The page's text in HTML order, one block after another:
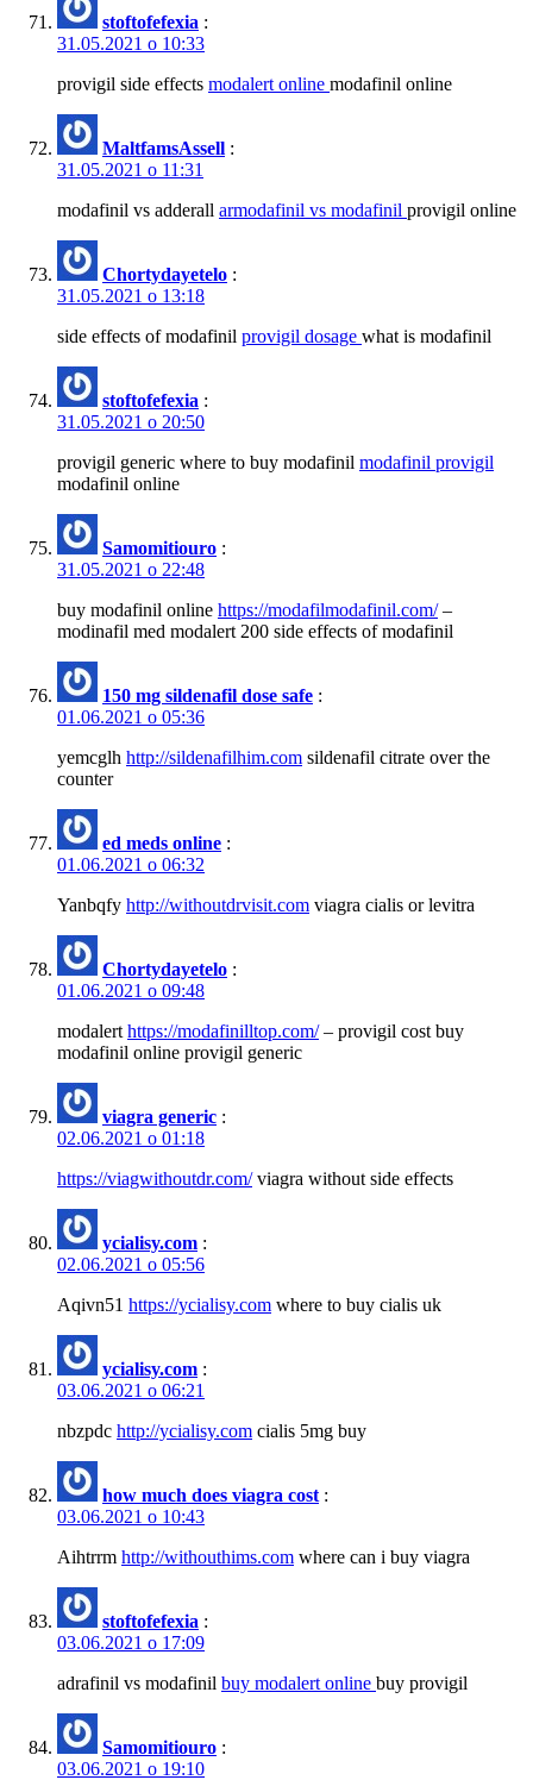
stoftofefexia :
31.05.2021 о 10:33
provigil side effects modalert online modafinil online
MaltfamsAssell :
31.05.2021 о 11:31
modafinil vs adderall armodafinil vs modafinil provigil online
Chortydayetelo :
31.05.2021 о 13:18
side effects of modafinil provigil dosage what is modafinil
stoftofefexia :
31.05.2021 о 20:50
provigil generic where to buy modafinil modafinil provigil
modafinil online
Samomitiouro :
31.05.2021 о 22:48
buy modafinil online https://modafilmodafinil.com/–
modinafil med modalert 200 side effects of modafinil
150 mg sildenafil dose safe :
01.06.2021 о 05:36
yemcglh http://sildenafilhim.com sildenafil citrate over the
counter
ed meds online :
01.06.2021 о 06:32
Yanbqfy http://withoutdrvisit.com viagra cialis or levitra
Chortydayetelo :
01.06.2021 о 09:48
modalert https://modafinilltop.com/– provigil cost buy
modafinil online provigil generic
viagra generic :
02.06.2021 о 01:18
https://viagwithoutdr.com/viagra without side effects
ycialisy.com :
02.06.2021 о 05:56
Aqivn51 https://ycialisy.com where to buy cialis uk
ycialisy.com :
03.06.2021 о 06:21
nbzpdc http://ycialisy.com cialis 5mg buy
how much does viagra cost :
03.06.2021 о 10:43
Aihtrrm http://withouthims.com where can i buy viagra
stoftofefexia :
03.06.2021 о 17:09
adrafinil vs modafinil buy modalert online buy provigil
Samomitiouro :
03.06.2021 о 19:10